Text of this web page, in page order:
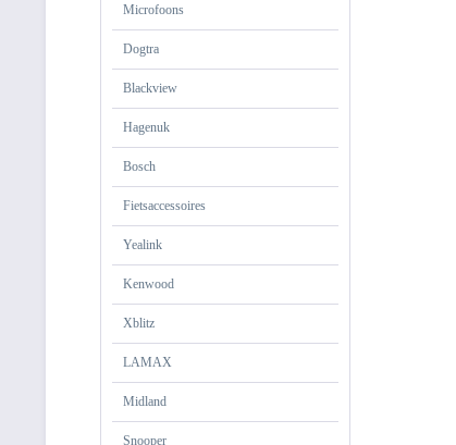
Microfoons
Dogtra
Blackview
Hagenuk
Bosch
Fietsaccessoires
Yealink
Kenwood
Xblitz
LAMAX
Midland
Snooper